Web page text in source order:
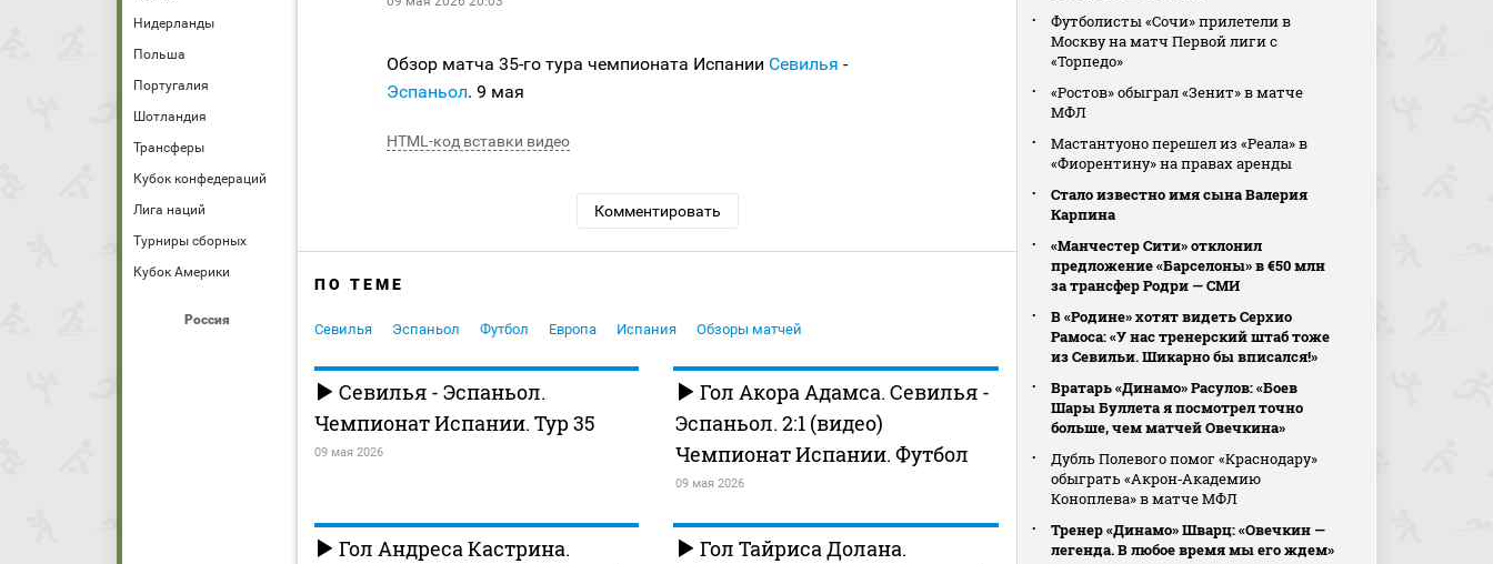
Нидерланды
Польша
Португалия
Шотландия
Трансферы
Кубок конфедераций
Лига наций
Турниры сборных
Кубок Америки
Россия
Обзор матча 35-го тура чемпионата Испании Севилья -
Эспаньол. 9 мая
HTML-код вставки видео
Комментировать
ПО ТЕМЕ
Севилья Эспаньол Футбол Европа Испания Обзоры матчей
Севилья - Эспаньол.
Чемпионат Испании. Тур 35
09 мая 2026
Гол Акора Адамса. Севилья -
Эспаньол. 2:1 (видео)
Чемпионат Испании. Футбол
09 мая 2026
Гол Андреса Кастрина.
Гол Тайриса Долана.
Футболисты «Сочи» прилетели в
Москву на матч Первой лиги с
«Торпедо»
«Ростов» обыграл «Зенит» в матче
МФЛ
Мастантуоно перешел из «Реала» в
«Фиорентину» на правах аренды
Стало известно имя сына Валерия
Карпина
«Манчестер Сити» отклонил
предложение «Барселоны» в €50 млн
за трансфер Родри — СМИ
В «Родине» хотят видеть Серхио
Рамоса: «У нас тренерский штаб тоже
из Севильи. Шикарно бы вписался!»
Вратарь «Динамо» Расулов: «Боев
Шары Буллета я посмотрел точно
больше, чем матчей Овечкина»
Дубль Полевого помог «Краснодару»
обыграть «Акрон‑Академию
Коноплева» в матче МФЛ
Тренер «Динамо» Шварц: «Овечкин —
легенда. В любое время мы его ждем»